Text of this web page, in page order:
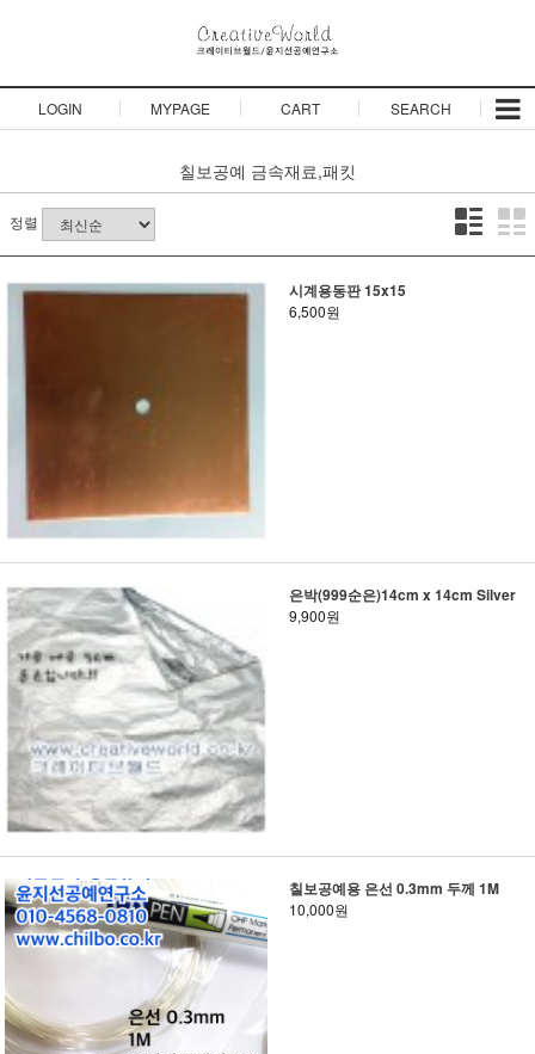
LOGIN MYPAGE CART SEARCH
칠보공예 금속재료,패킷
정렬
시계용동판 15x15
6,500원
은박(999순은)14cm x 14cm Silver
9,900원
칠보공예용 은선 0.3mm 두께 1M
10,000원